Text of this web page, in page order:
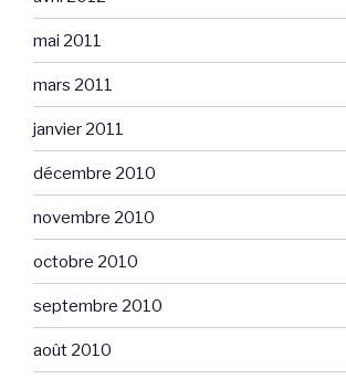
mai 2011
mars 2011
janvier 2011
décembre 2010
novembre 2010
octobre 2010
septembre 2010
août 2010